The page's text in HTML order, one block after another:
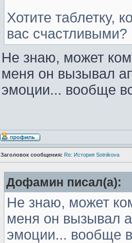
Хотите таблетку,
вас счастливыми?
Не знаю, может
меня он вызывал
эмоции... вообще
Заголовок сообщения: Re: История Sotnikova
Дофамин писал(а):
Не знаю, может
меня он вызывал
эмоции... вообще